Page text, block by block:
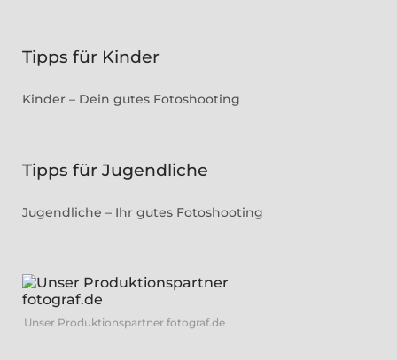
Tipps für Kinder
Kinder – Dein gutes Fotoshooting
Tipps für Jugendliche
Jugendliche – Ihr gutes Fotoshooting
Unser Produktionspartner fotograf.de